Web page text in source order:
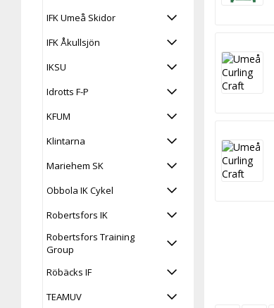
IFK Umeå Skidor
IFK Åkullsjön
IKSU
Idrotts F-P
KFUM
Klintarna
Mariehem SK
Obbola IK Cykel
Robertsfors IK
Robertsfors Training
Group
Röbäcks IF
TEAMUV